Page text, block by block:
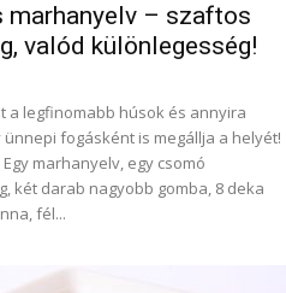
marhanyelv – szaftos
valód különlegesség!
a legfinomabb húsok és annyira
ünnepi fogásként is megállja a helyét!
marhanyelv, egy csomó
két darab nagyobb gomba, 8 deka
fél...